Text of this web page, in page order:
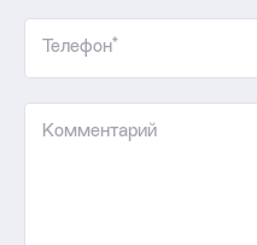
Телефон*
Комментарий